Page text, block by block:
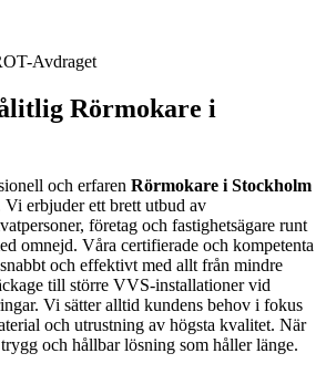
Avdraget
Rörmokare i
och erfaren Rörmokare i Stockholm
erbjuder ett brett utbud av
företag och fastighetsägare runt
omnejd. Våra certifierade och kompetenta
och effektivt med allt från mindre
till större VVS-installationer vid
Vi sätter alltid kundens behov i fokus
och utrustning av högsta kvalitet. När
och hållbar lösning som håller länge.